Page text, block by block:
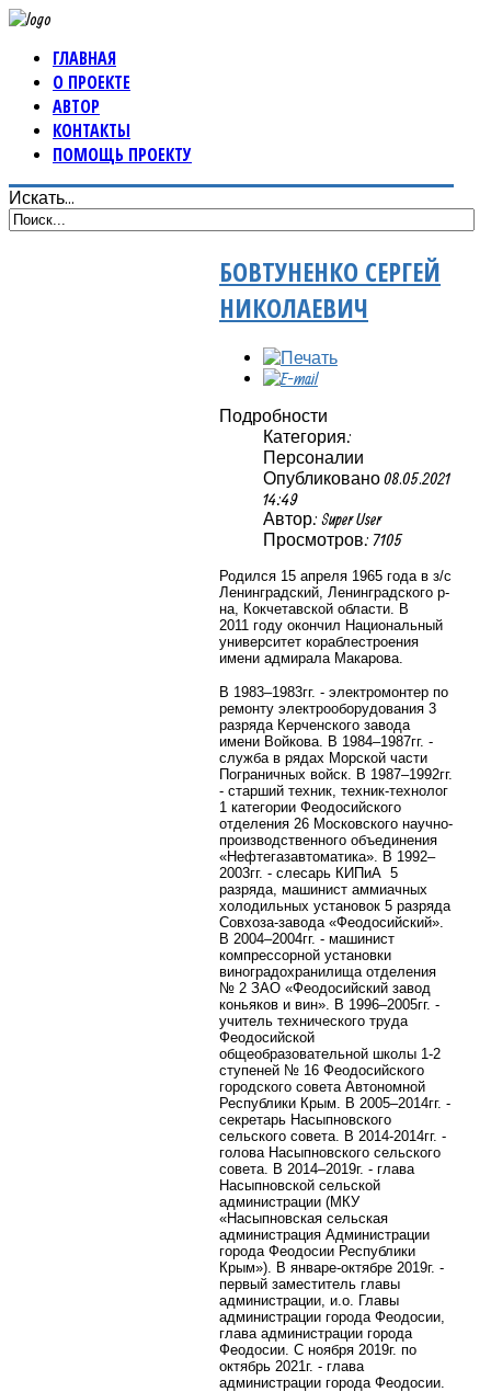
ГЛАВНАЯ
О ПРОЕКТЕ
АВТОР
КОНТАКТЫ
ПОМОЩЬ ПРОЕКТУ
Искать...
БОВТУНЕНКО СЕРГЕЙ
НИКОЛАЕВИЧ
Подробности
Категория:
Персоналии
Опубликовано 08.05.2021
14:49
Автор: Super User
Просмотров: 7105
Родился 15 апреля 1965 года в з/с
Ленинградский, Ленинградского р-
на, Кокчетавской области. В
2011 году окончил Национальный
университет кораблестроения
имени адмирала Макарова.
В 1983–1983гг. - электромонтер по
ремонту электрооборудования 3
разряда Керченского завода
имени Войкова. В 1984–1987гг. -
служба в рядах Морской части
Пограничных войск. В 1987–1992гг.
- старший техник, техник-технолог
1 категории Феодосийского
отделения 26 Московского научно-
производственного объединения
«Нефтегазавтоматика». В 1992–
2003гг. - слесарь КИПиА 5
разряда, машинист аммиачных
холодильных установок 5 разряда
Совхоза-завода «Феодосийский».
В 2004–2004гг. - машинист
компрессорной установки
виноградохранилища отделения
№ 2 ЗАО «Феодосийский завод
коньяков и вин». В 1996–2005гг. -
учитель технического труда
Феодосийской
общеобразовательной школы 1-2
ступеней № 16 Феодосийского
городского совета Автономной
Республики Крым. В 2005–2014гг. -
секретарь Насыпновского
сельского совета. В 2014-2014гг. -
голова Насыпновского сельского
совета. В 2014–2019г. - глава
Насыпновской сельской
администрации (МКУ
«Насыпновская сельская
администрация Администрации
города Феодосии Республики
Крым»). В январе-октябре 2019г. -
первый заместитель главы
администрации, и.о. Главы
администрации города Феодосии,
глава администрации города
Феодосии. С ноября 2019г. по
октябрь 2021г. - глава
администрации города Феодосии.